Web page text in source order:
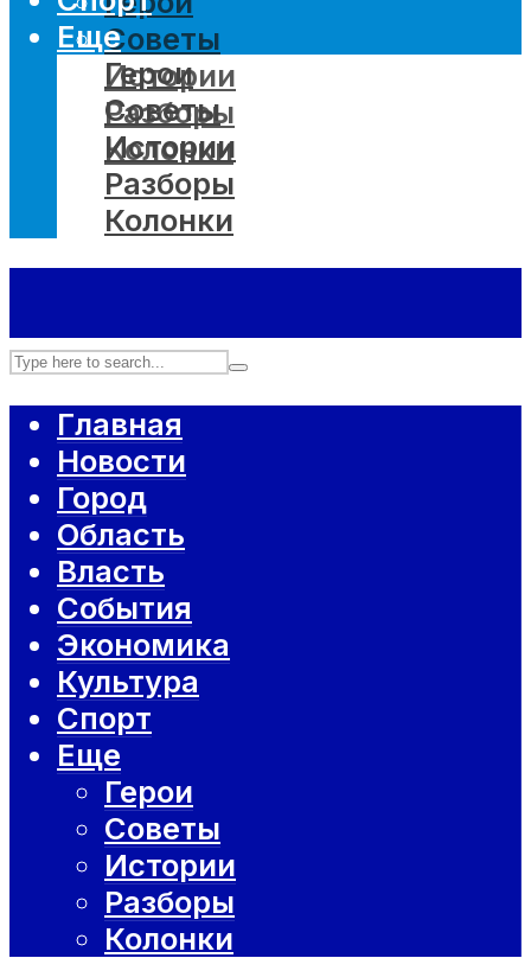
Советы
Истории
Разборы
Колонки
Еще
Герои
Советы
Истории
Разборы
Колонки
Главная
Новости
Город
Область
Власть
События
Экономика
Культура
Спорт
Еще
Герои
Советы
Истории
Разборы
Колонки